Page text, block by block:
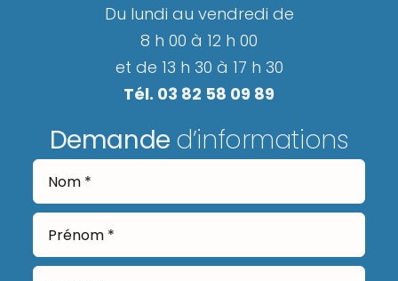
Du lundi au vendredi de
8 h 00 à 12 h 00
et de 13 h 30 à 17 h 30
Tél. 03 82 58 09 89
Demande d’informations